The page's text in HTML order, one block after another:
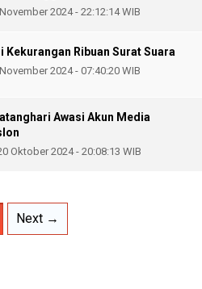
2024 - 22:12:14 WIB
Kekurangan Ribuan Surat Suara
2024 - 07:40:20 WIB
Awasi Akun Media
Oktober 2024 - 20:08:13 WIB
Next →